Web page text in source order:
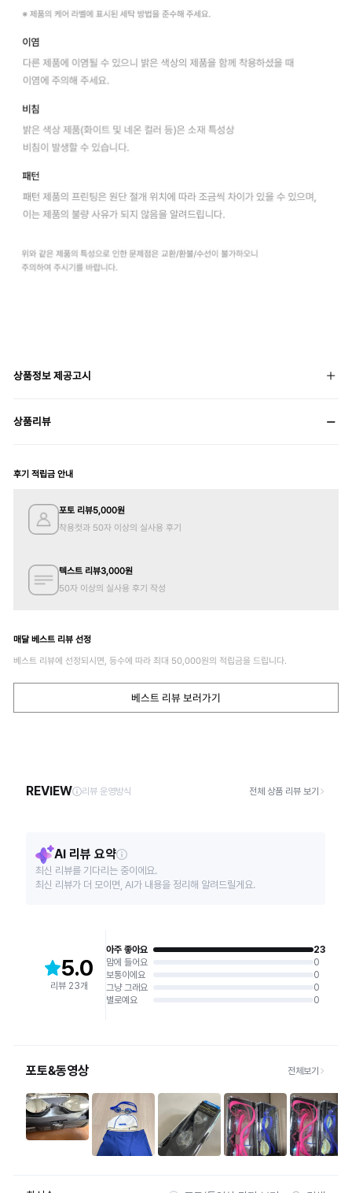
상품정보 제공고시
상품리뷰
후기 적립금 안내
포토 리뷰5,000원
착용컷과 50자 이상의 실사용 후기
텍스트 리뷰3,000원
50자 이상의 실사용 후기 작성
매달 베스트 리뷰 선정
베스트 리뷰에 선정되시면, 등수에 따라 최대 50,000원의 적립금을 드립니다.
베스트 리뷰 보러가기